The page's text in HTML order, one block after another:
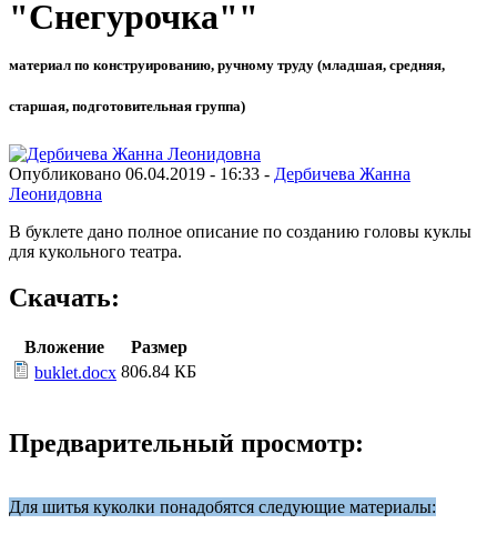
"Снегурочка""
материал по конструированию, ручному труду (младшая, средняя,
старшая, подготовительная группа)
Опубликовано 06.04.2019 - 16:33 - Дербичева Жанна
Леонидовна
В буклете дано полное описание по созданию головы куклы
для кукольного театра.
Скачать:
Вложение
Размер
buklet.docx 806.84 КБ
Предварительный просмотр:
Для шитья куколки понадобятся следующие материалы: